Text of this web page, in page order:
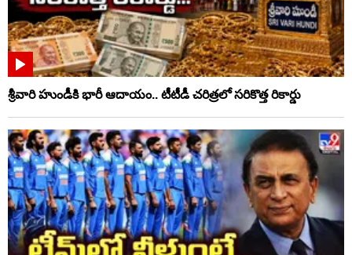
శ్రీవారి హుండీకి భారీ ఆదాయం.. టీటీడీ చరిత్రలో సరికొత్త రికార్డు